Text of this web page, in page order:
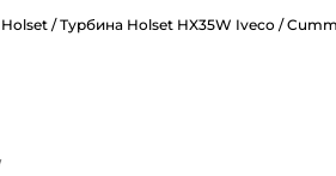
/ Турбина Holset HX35W Iveco /